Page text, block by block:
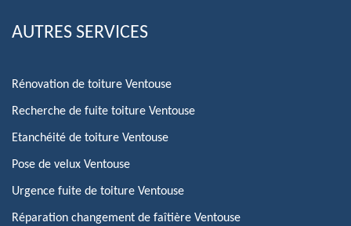
AUTRES SERVICES
Rénovation de toiture Ventouse
Recherche de fuite toiture Ventouse
Etanchéité de toiture Ventouse
Pose de velux Ventouse
Urgence fuite de toiture Ventouse
Réparation changement de faîtière Ventouse